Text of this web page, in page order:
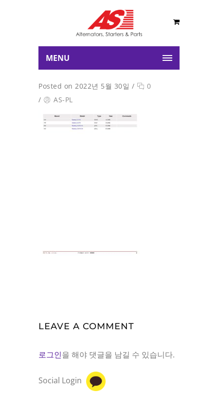
MENU
Posted on 2022년 5월 30일 /
0
/
AS-PL
LEAVE A COMMENT
로그인을 해야 댓글을 남길 수 있습니다.
Social Login